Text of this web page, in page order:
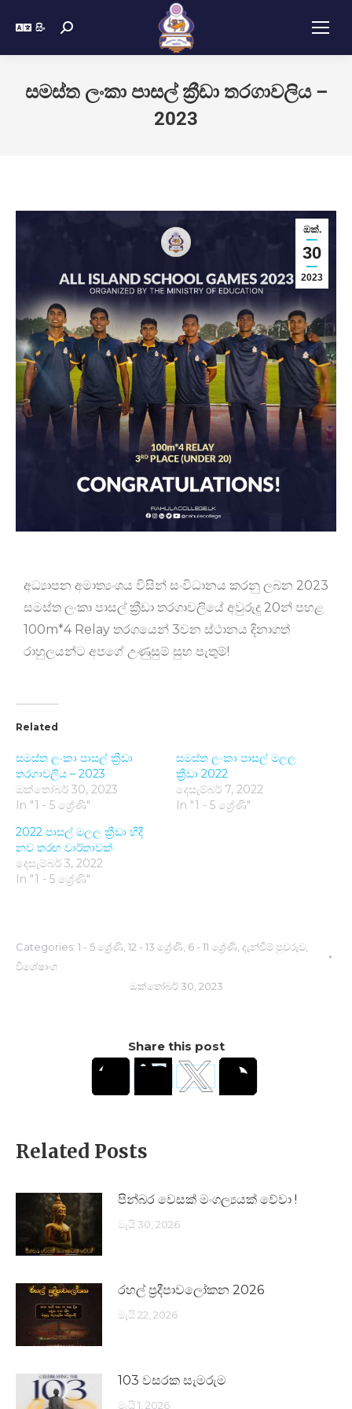
සිං
සමස්ත ලංකා පාසල් ක්‍රීඩා තරගාවලිය –
2023
ඔක්.
30
2023
අධ්‍යාපන අමාත්‍යංශය විසින් සංවිධානය කරනු ලබන 2023
සමස්ත ලංකා පාසල් ක්‍රීඩා තරගාවලියේ අවුරුදු 20න් පහළ
100m*4 Relay තරගයෙන් 3වන ස්ථානය දිනාගත්
රාහුලයන්ට අපගේ උණුසුම් සුභ පැතුම්!
Related
සමස්ත ලංකා පාසල් ක්‍රීඩා
තරගාවලිය – 2023
ඔක්තෝබර් 30, 2023
In "1 - 5 ශ්‍රේණි"
සමස්​ත ලංකා පාසල් මලල
ක්‍රීඩා 2022
දෙසැම්බර් 7, 2022
In "1 - 5 ශ්‍රේණි"
2022 පාසල් මලල ක්‍රීඩා හීදී
නව තරඟ වාර්තාව​ක්
දෙසැම්බර් 3, 2022
In "1 - 5 ශ්‍රේණි"
Categories: 1 - 5 ශ්‍රේණි 12 - 13 ශ්‍රේණි 6 - 11 ශ්‍රේණි දැන්වීම් පුවරුව
විශේෂාංග
ඔක්තෝබර් 30, 2023
Share this post
Related Posts
පින්බර වෙසක් මංගල්‍යයක් වේවා !
මැයි 30, 2026
රහල් ප්‍රදීපාවලෝකන 2026
මැයි 22, 2026
103 වසරක සැමරුම
මැයි 1, 2026